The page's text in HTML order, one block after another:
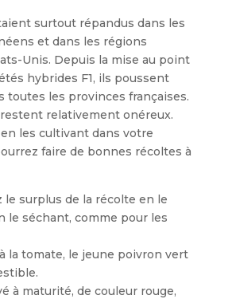
surtout répandus dans les
et dans les régions
Unis. Depuis la mise au point
hybrides F1, ils poussent
toutes les provinces françaises.
relativement onéreux.
en les cultivant dans votre
faire de bonnes récoltes à
le surplus de la récolte en le
le séchant, comme pour les
la tomate, le jeune poivron vert
à maturité, de couleur rouge,